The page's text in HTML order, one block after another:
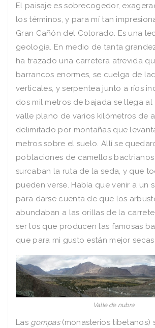
El paisaje es sobrecogedor,
los términos, y para mí tan
Gran Cañón del Colorado. Es una
geología. En medio de tanta
ha trazado una carretera atrevida
barrancos enormes, se cuelga de
verticales, y serpentea junto a ríos
dos mil metros de bajada se llega al
valle plano de varios kilómetros de
delimitado por montañas que
metros sobre el suelo. Allí se
poblaciones de camellos
surcaban la ruta de la seda, y que
pueden verse. Había que venir a un
para darse cuenta de que los
abundaban a las orillas de la
ser los que producen las famosas
que para mi gusto están mejor secas.
Valle de nubra
Las gompas(monasterios tibetanos)